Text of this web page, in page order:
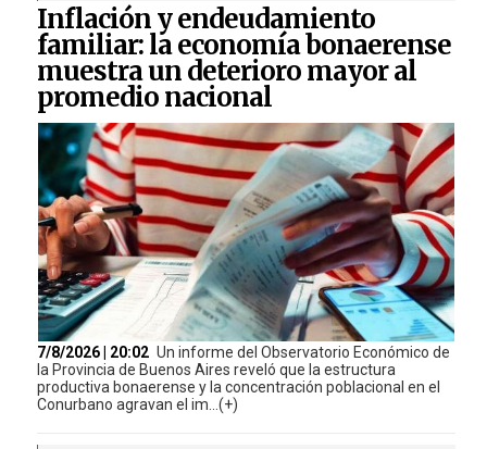
Inflación y endeudamiento
familiar: la economía bonaerense
muestra un deterioro mayor al
promedio nacional
7/8/2026 | 20:02 Un informe del Observatorio Económico de
la Provincia de Buenos Aires reveló que la estructura
productiva bonaerense y la concentración poblacional en el
Conurbano agravan el im...(+)